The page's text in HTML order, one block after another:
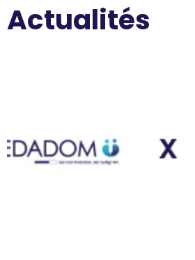
Actualités